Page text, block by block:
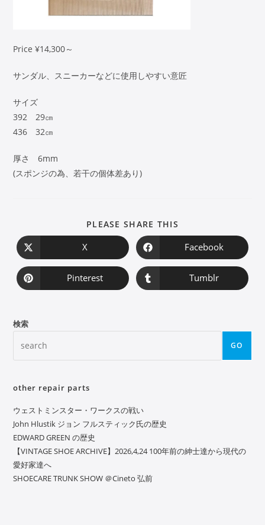
Price ¥14,300～
サンダル、スニーカーなどに使用しやすい意匠
サイズ
392 29㎝
436 32㎝
厚さ 6mm
(スポンジの為、若干の個体差あり)
PLEASE SHARE THIS
X Facebook
Pinterest Tumblr
検索
GO
other repair parts
ウェストミンスター・ワークスの戦い
John Hlustik ジョン フルスティック氏の歴史
EDWARD GREEN の歴史
【VINTAGE SHOE ARCHIVE】2026,4,24 100年前の紳士達から現代の
愛好家達へ
SHOECARE TRUNK SHOW ＠Cineto 弘前